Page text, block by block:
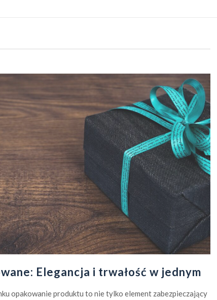
Elegancja i trwałość w jednym
opakowanie produktu to nie tylko element zabezpieczający